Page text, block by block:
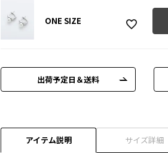
ONE SIZE
出荷予定日＆送料
アイテム説明 サイズ詳細